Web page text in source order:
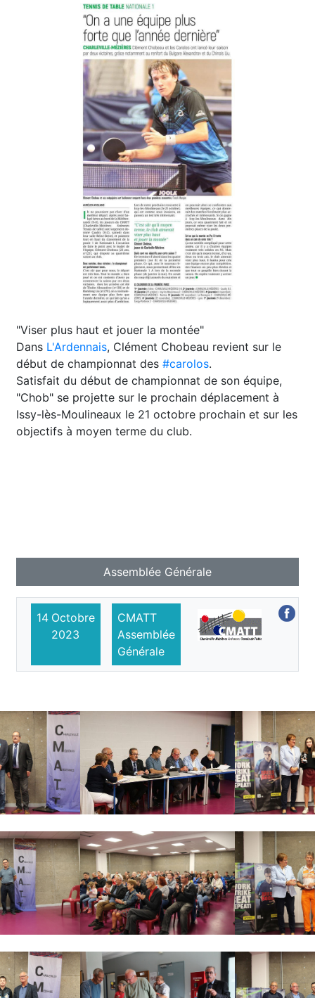
"Viser plus haut et jouer la montée"
Dans L'Ardennais, Clément Chobeau revient sur le
début de championnat des #carolos.
Satisfait du début de championnat de son équipe,
"Chob" se projette sur le prochain déplacement à
Issy-lès-Moulineaux le 21 octobre prochain et sur les
objectifs à moyen terme du club.
Assemblée Générale
14 Octobre
2023
CMATT
Assemblée
Générale